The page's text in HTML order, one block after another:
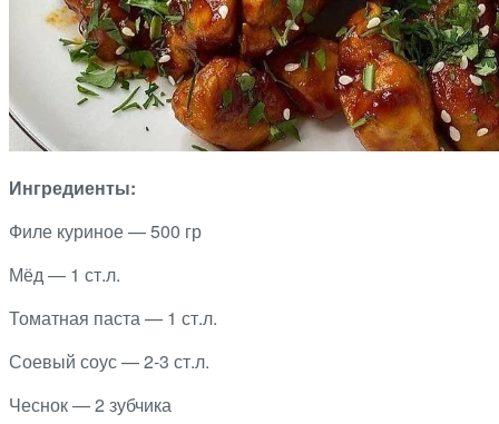
Ингредиенты:
Филе куриное — 500 гр
Мёд — 1 ст.л.
Томатная паста — 1 ст.л.
Соевый соус — 2-3 ст.л.
Чеснок — 2 зубчика